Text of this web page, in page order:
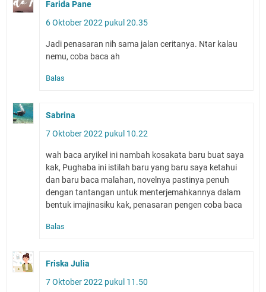
Farida Pane
6 Oktober 2022 pukul 20.35
Jadi penasaran nih sama jalan ceritanya. Ntar kalau
nemu, coba baca ah
Balas
Sabrina
7 Oktober 2022 pukul 10.22
wah baca aryikel ini nambah kosakata baru buat saya
kak, Pughaba ini istilah baru yang baru saya ketahui
dan baru baca malahan, novelnya pastinya penuh
dengan tantangan untuk menterjemahkannya dalam
bentuk imajinasiku kak, penasaran pengen coba baca
Balas
Friska Julia
7 Oktober 2022 pukul 11.50